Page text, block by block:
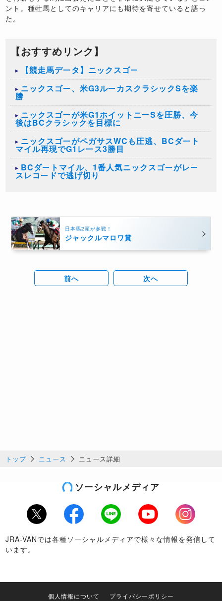
ント。種牡馬としてのキャリアにも期待を寄せていると語っ
た。
【おすすめリンク】
【競走馬データ】ニックスゴー
ニックスゴー、米G3ルーカスクラシックSを楽
勝
ニックスゴーが米G1ホイットニーSを圧勝、今
後はBCクラシックを目標に
ニックスゴーがペガサスWCも圧逃、BCダート
マイル再現でG1レース3勝目
BCダートマイル、1番人気ニックスゴーがレー
スレコードで逃げ切り
日本馬2頭が参戦！
ジャックルマロワ賞
前へ 次へ
トップ ニュース ニュース詳細
ソーシャルメディア
Twitter Facebook LINE Youtube
Instagram
JRA-VANでは各種ソーシャルメディアで様々な情報を発信して
います。
個人情報について プライバシーポリシー